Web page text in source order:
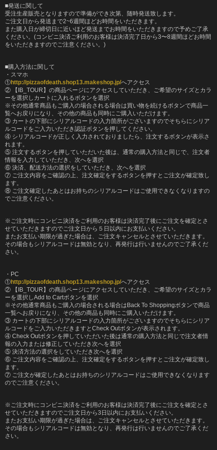
■発送に関して
受注生産販売となりますので準備ができ次第、随時発送致します。
ご注文日から発送まで2~6週間ほどお時間をいただきます。
また購入日が締切日に近いほど発送までお時間をいただきますので予めご了承
ください。(コンビニ決済ご利用のお客様は決済完了日から3〜8週間ほどお時間
をいただきますのでご注意ください。)
■購入方法に関して
・スマホ
①http://pizzaofdeath.shop13.makeshop.jp/へアクセス
② 【IB_TOUR】の商品ページにアクセスしていただき、ご希望のサイズとカラ
ーを選択しカートに入れるボタンを選択
※その他通常商品もご購入の場合される場合は買い物を続けるボタンで商品一
覧へお戻りになり、その他の商品も同時にご購入いただけます。
③ カートの下部にシリアルコードの入力箇所がございますのでそちらにシリア
ルコードをご入力いただき認証ボタンを押してください。
④ シリアルコードが正しく入力されておりましたら、注文するボタンが表示さ
れます。
⑤ 注文するボタンを押していただいた後は、通常の購入方法と同じで、注文者
情報を入力していただき、次へを選択
⑥ 決済、配送方法の選択をしていただき、次へを選択
⑦ ご注文内容をご確認の上、注文確定をするボタンを押すとご注文が確定致し
ます。
⑧ ご注文確定したあとはお持ちのシリアルコードはご使用できなくなりますの
でご注意ください。
※ご注文時にコンビニ決済をご利用のお客様は決済完了後にご注文を確定とさ
せていただきますのでご注文日から５日以内にお支払いください。
またお支払い期限が過ぎた場合は、ご注文キャンセルとさせていただきます。
その場合もシリアルコードは無効となり、再発行は行いませんのでご了承くだ
さい。
・PC
①http://pizzaofdeath.shop13.makeshop.jp/へアクセス
② 【IB_TOUR】の商品ページにアクセスしていただき、ご希望のサイズとカラ
ーを選択しAdd to Cartボタンを選択
※その他通常商品もご購入の場合される場合はBack To Shoppingボタンで商品
一覧へお戻りになり、その他の商品も同時にご購入いただけます。
③ カートの下部にシリアルコードの入力箇所がございますのでそちらにシリア
ルコードをご入力いただきますとCheck Outボタンが表示されます。
④ Check Outボタンを押していただいた後は通常の購入方法と同じで注文者情
報の入力または修正していただき次へを選択
⑤ 決済方法の選択をしていただき次へを選択
⑥ ご注文内容をご確認の上、注文確定をするボタンを押すとご注文が確定致し
ます。
⑦ ご注文が確定したあとはお持ちのシリアルコードはご使用できなくなります
のでご注意ください。
※ご注文時にコンビニ決済をご利用のお客様は決済完了後にご注文を確定とさ
せていただきますのでご注文日から3日以内にお支払いください。
またお支払い期限が過ぎた場合は、ご注文キャンセルとさせていただきます。
その場合もシリアルコードは無効となり、再発行は行いませんのでご了承くだ
さい。